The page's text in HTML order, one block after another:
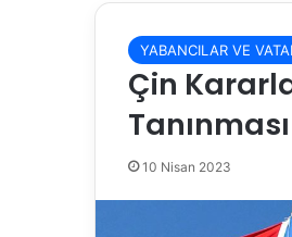
YABANCILAR VE
Çin
10 Nisan 2023